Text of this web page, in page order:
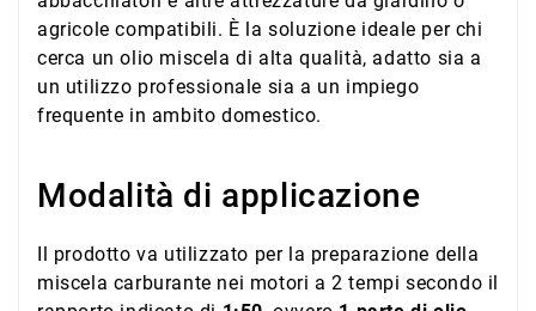
agricole compatibili. È la soluzione ideale per chi
cerca un olio miscela di alta qualità, adatto sia a
un utilizzo professionale sia a un impiego
frequente in ambito domestico.
Modalità di applicazione
Il prodotto va utilizzato per la preparazione della
miscela carburante nei motori a 2 tempi secondo il